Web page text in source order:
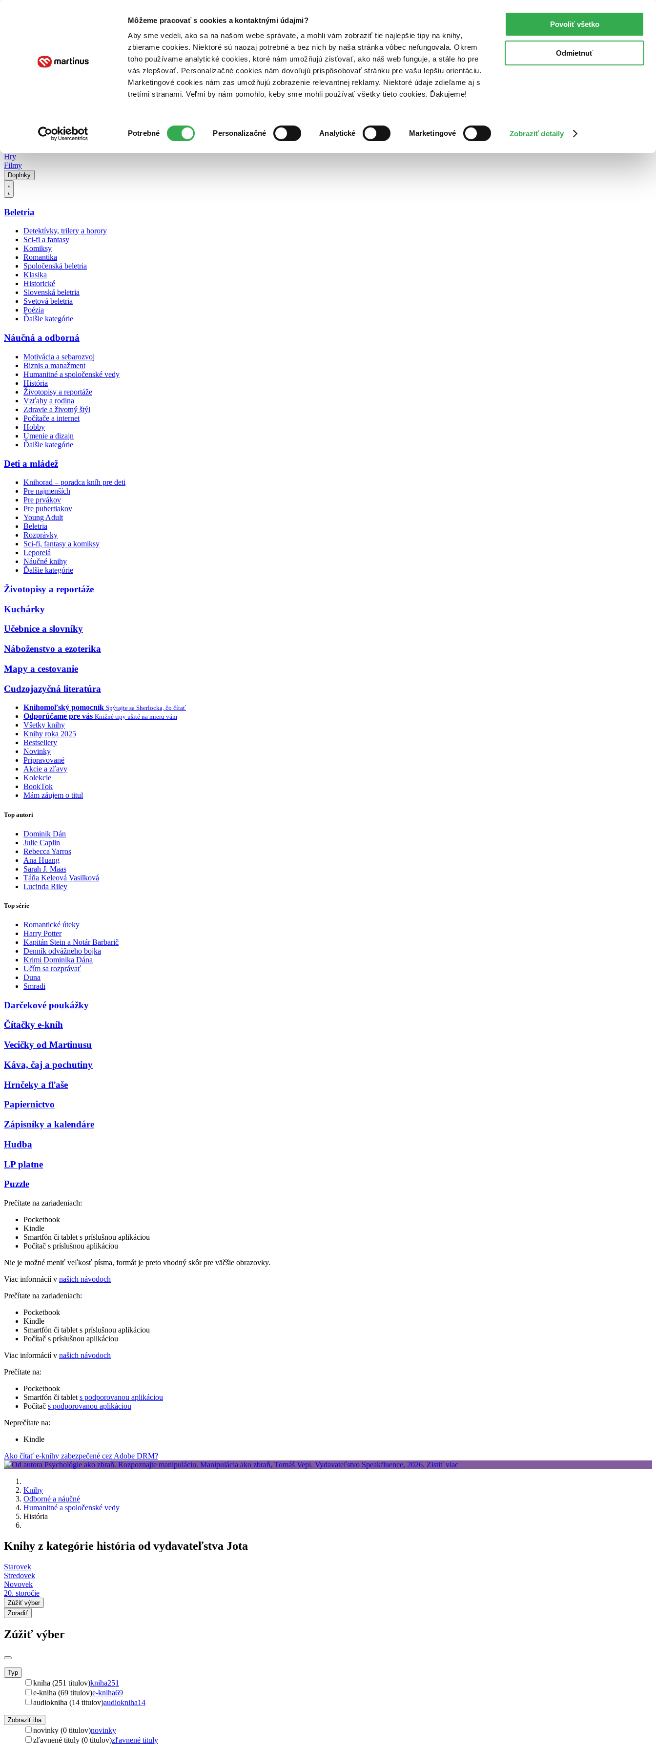
Môžeme pracovať s cookies a kontaktnými údajmi?
Aby sme vedeli, ako sa na našom webe správate, a mohli vám zobraziť tie najlepšie tipy na knihy,
zbierame cookies. Niektoré sú naozaj potrebné a bez nich by naša stránka vôbec nefungovala. Okrem
toho používame analytické cookies, ktoré nám umožňujú zisťovať, ako náš web funguje, a stále ho pre
vás zlepšovať. Personalizačné cookies nám dovoľujú prispôsobovať stránku pre vašu lepšiu orientáciu.
Marketingové cookies nám zas umožňujú zobrazenie relevantnej reklamy. Niektoré údaje zdieľame aj s
tretími stranami. Veľmi by nám pomohlo, keby sme mohli používať všetky tieto cookies. Ďakujeme!
súhlasu
Potrebné Personalizačné Analytické Marketingové Zobraziť detaily
Povoliť všetko
Odmietnuť
Poukážky Kontakt
Hry
Filmy
Doplnky
Beletria
Detektívky, trilery a horory
Sci-fi a fantasy
Komiksy
Romantika
Spoločenská beletria
Klasika
Historické
Slovenská beletria
Svetová beletria
Poézia
Ďalšie kategórie
Náučná a odborná
Motivácia a sebarozvoj
Biznis a manažment
Humanitné a spoločenské vedy
História
Životopisy a reportáže
Vzťahy a rodina
Zdravie a životný štýl
Počítače a internet
Hobby
Umenie a dizajn
Ďalšie kategórie
Deti a mládež
Knihorad – poradca kníh pre deti
Pre najmenších
Pre prvákov
Pre pubertiakov
Young Adult
Beletria
Rozprávky
Sci-fi, fantasy a komiksy
Leporelá
Náučné knihy
Ďalšie kategórie
Životopisy a reportáže
Kuchárky
Učebnice a slovníky
Náboženstvo a ezoterika
Mapy a cestovanie
Cudzojazyčná literatúra
Knihomoľský pomocník Spýtajte sa Sherlocka, čo čítať
Odporúčame pre vás Knižné tipy ušité na mieru vám
Všetky knihy
Knihy roka 2025
Bestsellery
Novinky
Pripravované
Akcie a zľavy
Kolekcie
BookTok
Mám záujem o titul
Top autori
Dominik Dán
Julie Caplin
Rebecca Yarros
Ana Huang
Sarah J. Maas
Táňa Keleová Vasilková
Lucinda Riley
Top série
Romantické úteky
Harry Potter
Kapitán Stein a Notár Barbarič
Denník odvážneho bojka
Krimi Dominika Dána
Učím sa rozprávať
Duna
Smradi
Darčekové poukážky
Čítačky e-kníh
Vecičky od Martinusu
Káva, čaj a pochutiny
Hrnčeky a fľaše
Papiernictvo
Zápisníky a kalendáre
Hudba
LP platne
Puzzle
Prečítate na zariadeniach:
Pocketbook
Kindle
Smartfón či tablet s príslušnou aplikáciou
Počítač s príslušnou aplikáciou
Nie je možné meniť veľkosť písma, formát je preto vhodný skôr pre väčšie obrazovky.
Viac informácií v našich návodoch
Prečítate na zariadeniach:
Pocketbook
Kindle
Smartfón či tablet s príslušnou aplikáciou
Počítač s príslušnou aplikáciou
Viac informácií v našich návodoch
Prečítate na:
Pocketbook
Smartfón či tablet s podporovanou aplikáciou
Počítač s podporovanou aplikáciou
Neprečítate na:
Kindle
Ako čítať e-knihy zabezpečené cez Adobe DRM?
Knihy
Odborné a náučné
Humanitné a spoločenské vedy
História
Knihy z kategórie história od vydavateľstva Jota
Starovek
Stredovek
Novovek
20. storočie
Zúžiť výber
Zoradiť
Zúžiť výber
Typ
kniha (251 titulov)kniha251
e-kniha (69 titulov)e-kniha69
audiokniha (14 titulov)audiokniha14
Zobraziť iba
novinky (0 titulov)novinky
zľavnené tituly (0 titulov)zľavnené tituly